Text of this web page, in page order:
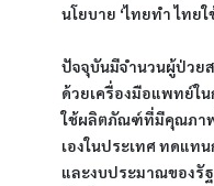
นโยบาย ‘ไทยทำ ไทย
ปัจจุบันมีจำนวนผู้ป่วย
ด้วยเครื่องมือแพทย์ใ
ใช้ผลิตภัณฑ์ที่มีคุณภา
เองในประเทศ ทดแท
และงบประมาณของรั